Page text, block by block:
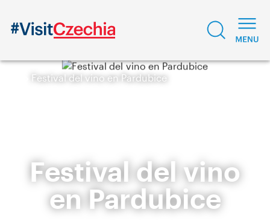
Festival del vino en Pardubice
Festival del vino
en Pardubice